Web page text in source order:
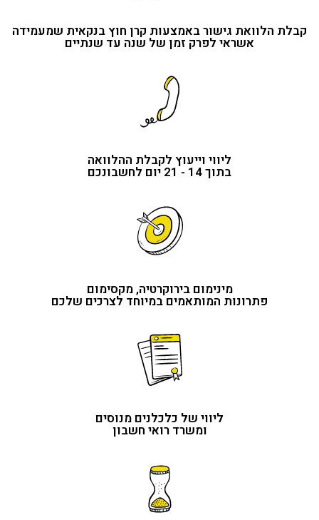
הלוואת גישור באמצעות קרן חוץ בנקאית שמעמידה
אשראי לפרק זמן של שנה עד שנתיים
ליווי וייעוץ לקבלת ההלוואה
מינימום בירוקרטיה, מקסימום
פתרונות המותאמים במיוחד לצרכים שלכם
ליווי של כלכלנים מנוסים
ומשרד רואי חשבון